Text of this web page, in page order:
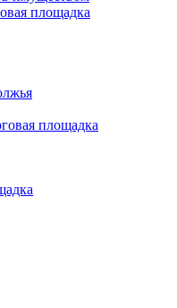
площадка
площадка